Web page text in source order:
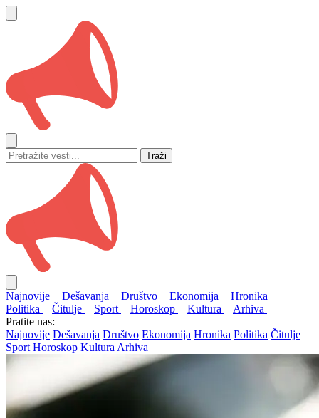
Traži
Najnovije Dešavanja Društvo Ekonomija
Hronika
Politika
Čitulje Sport Horoskop Kultura
Arhiva
Pratite nas:
Najnovije Dešavanja Društvo Ekonomija Hronika Politika Čitulje
Sport Horoskop Kultura Arhiva